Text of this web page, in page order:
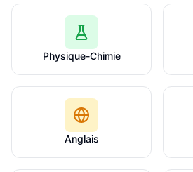
Physique-Chimie
Anglais